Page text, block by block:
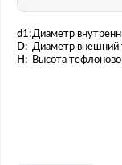
d1:Диаметр
D: Диаметр внешний
H:
Высота